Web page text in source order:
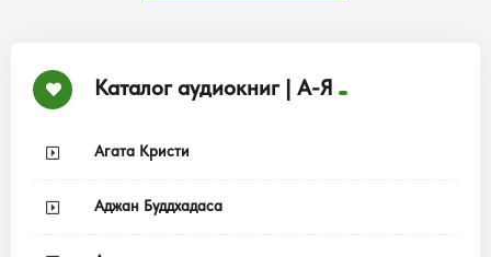
Каталог аудиокниг | А-Я
Агата Кристи
Аджан Буддхадаса